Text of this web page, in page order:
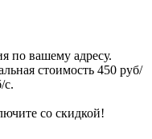
по вашему адресу.
стоимость 450 руб/
с.
со скидкой!